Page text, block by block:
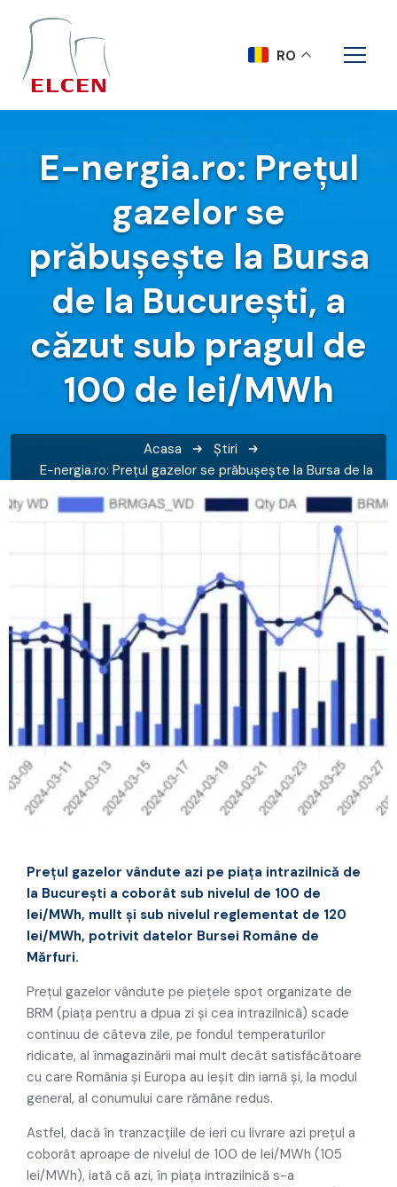
E-nergia.ro: Prețul
gazelor se
prăbușește la Bursa
de la București, a
căzut sub pragul de
100 de lei/MWh
Acasa
Știri
E-nergia.ro: Prețul gazelor se prăbușește la Bursa de la
București, a căzut sub pragul de 100 de lei/MWh
Prețul gazelor vândute azi pe piața intrazilnică de
la București a coborât sub nivelul de 100 de
lei/MWh, mullt și sub nivelul reglementat de 120
lei/MWh, potrivit datelor Bursei Române de
Mărfuri.
Prețul gazelor vândute pe piețele spot organizate de
BRM (piața pentru a dpua zi și cea intrazilnică) scade
continuu de câteva zile, pe fondul temperaturilor
ridicate, al înmagazinării mai mult decât satisfăcătoare
cu care România și Europa au ieșit din iarnă și, la modul
general, al conumului care rămâne redus.
Astfel, dacă în tranzacțiile de ieri cu livrare azi prețul a
coborât aproape de nivelul de 100 de lei/MWh (105
lei/MWh), iată că azi, în piața intrazilnică s-a
RO